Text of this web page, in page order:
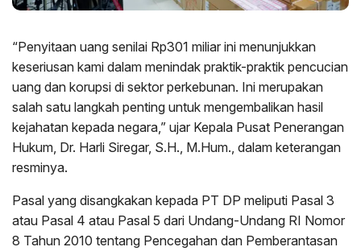
“Penyitaan uang senilai Rp301 miliar ini menunjukkan
keseriusan kami dalam menindak praktik-praktik pencucian
uang dan korupsi di sektor perkebunan. Ini merupakan
salah satu langkah penting untuk mengembalikan hasil
kejahatan kepada negara,” ujar Kepala Pusat Penerangan
Hukum, Dr. Harli Siregar, S.H., M.Hum., dalam keterangan
resminya.
Pasal yang disangkakan kepada PT DP meliputi Pasal 3
atau Pasal 4 atau Pasal 5 dari Undang-Undang RI Nomor
8 Tahun 2010 tentang Pencegahan dan Pemberantasan